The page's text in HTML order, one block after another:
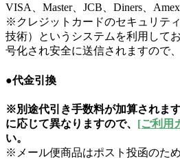
VISA、Master、JCB、Diners、Amex
※クレジットカードのセキュリテ
技術）というシステムを利用して
号化され安全に送信されますので
●代金引換
※別途代引き手数料が加算されま
に応じて異なりますので、 [ご利用
い。
※メール便商品はポスト投函のため